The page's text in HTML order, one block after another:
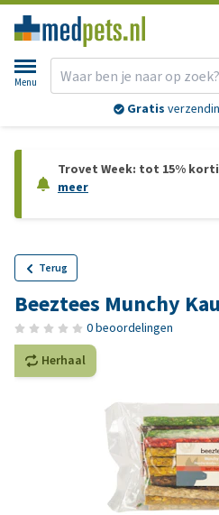
Menu
Gratis
Trovet Week: tot 15%
meer
Terug
Beeztees Munchy
0 beoordelingen
Herhaal